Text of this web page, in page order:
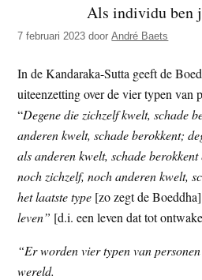
z
e
s
i
t
e
e
d
e
z
e
s
i
t
e
Als individu ben
7 februari 2023 doorAndré Baets
In de Kandaraka-Sutta geeft de
uiteenzetting over de vier typen van
“Degene die zichzelf kwelt, schade
anderen kwelt, schade berokkent;
als anderen kwelt, schade
noch zichzelf, noch anderen kwelt,
het laatste type [zo zegt de Boeddha]
leven” [d.i. een leven dat tot
“Er worden vier typen van
wereld.